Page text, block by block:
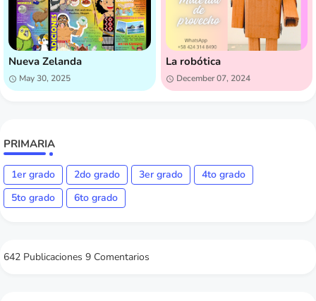
Nueva Zelanda
May 30, 2025
La robótica
December 07, 2024
PRIMARIA
1er grado 2do grado 3er grado
4to grado
5to grado
6to grado
642 Publicaciones 9 Comentarios